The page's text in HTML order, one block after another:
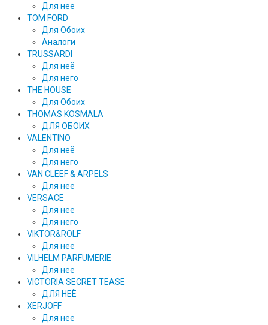
Для нее
TOM FORD
Для Обоих
Аналоги
TRUSSARDI
Для неё
Для него
THE HOUSE
Для Обоих
THOMAS KOSMALA
ДЛЯ ОБОИХ
VALENTINO
Для неё
Для него
VAN CLEEF & ARPELS
Для нее
VERSACE
Для нее
Для него
VIKTOR&ROLF
Для нее
VILHELM PARFUMERIE
Для нее
VICTORIA SECRET TEASE
ДЛЯ НЕЁ
XERJOFF
Для нее